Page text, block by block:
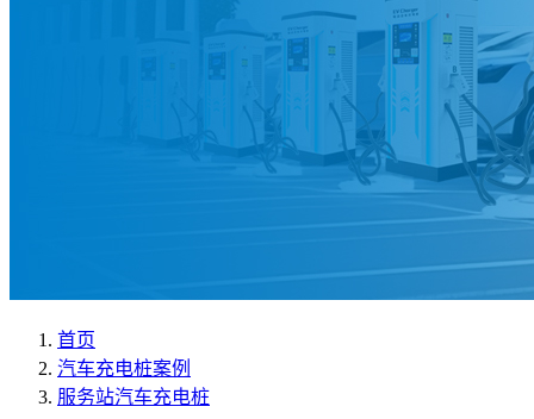
首页
汽车充电桩案例
服务站汽车充电桩